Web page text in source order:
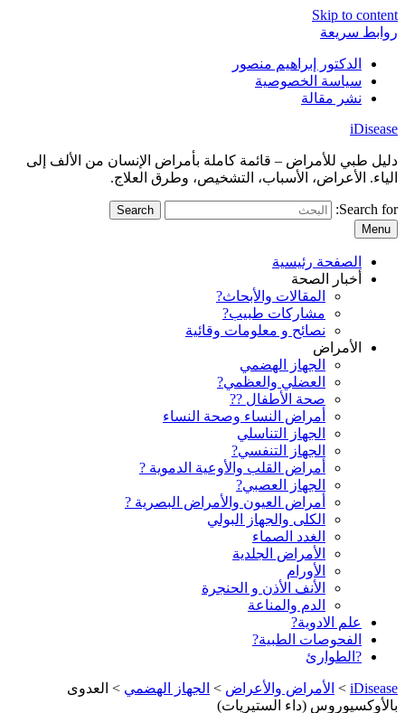
Skip to content
روابط سريعة
الدكتور إبراهيم منصور
سياسة الخصوصية
نشر مقالة
iDisease
دليل طبي للأمراض – قائمة كاملة بأمراض الإنسان من الألف إلى
الياء. الأعراض، الأسباب، التشخيص، وطرق العلاج.
Search for:
Menu
الصفحة رئيسية
أخبار الصحة
المقالات والأبحاث?
مشاركات طبيب?
نصائح و معلومات وقائية
الأمراض
الجهاز الهضمي
العضلي والعظمي?
صحة الأطفال ??
أمراض النساء وصحة النساء
الجهاز التناسلي
الجهاز التنفسي?
أمراض القلب والأوعية الدموية ?
الجهاز العصبي?
أمراض العيون والأمراض البصرية ?️
الكلى والجهاز البولي
الغدد الصماء
الأمراض الجلدية
الأورام
الأنف الأذن و الحنجرة
الدم والمناعة
علم الادوية?
الفحوصات الطبية?
?الطوارئ
iDisease
> الأمراض والأعراض > الجهاز الهضمي > العدوى
بالأوكسيوروس (داء الستيريات)